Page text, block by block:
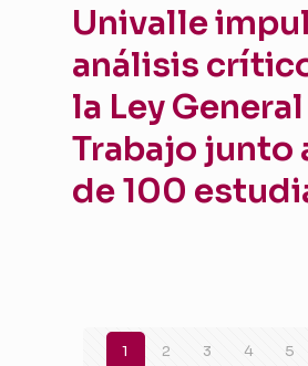
Univalle
análisis
la Ley
Trabajo junto
de 100
1 2 3 4 5